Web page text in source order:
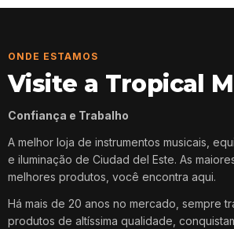
ONDE ESTAMOS
Visite a Tropical
Confiança e Trabalho
A melhor loja de instrumentos musicais,
e iluminação de Ciudad del Este. As
melhores produtos, você encontra aqui.
Há mais de 20 anos no mercado, sempre
produtos de altíssima qualidade,